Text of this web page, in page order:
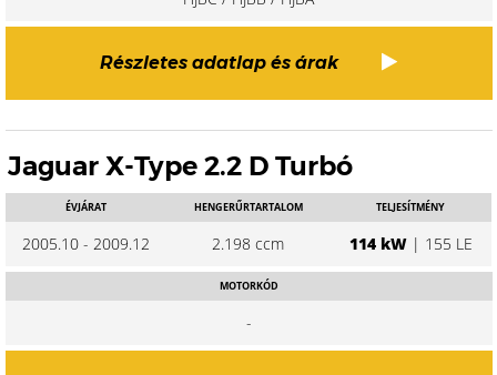
Részletes adatlap és árak
Jaguar X-Type 2.2 D Turbó
ÉVJÁRAT
2005.10 - 2009.12
HENGERŰRTARTALOM
2.198 ccm
TELJESÍTMÉNY
114 kW| 155 LE
MOTORKÓD
-